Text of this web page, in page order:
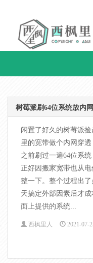
树莓派刷64位系统放内
闲置了好久的树莓派
里的宽带做个内网穿
之前刷过一遍64位系
正好因搬家宽带也从
整一下。整个过程出
天搞定外部因素后才
面上提供的系统...
西枫里人 2021-07-